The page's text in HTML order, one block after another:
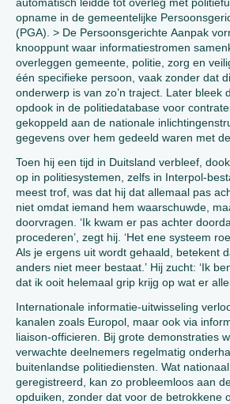
opname in de gemeentelijke
(PGA). > De Persoonsgerichte Aanpak
knooppunt waar informatiestromen
overleggen gemeente, politie, zorg en
één specifieke persoon, vaak zonder dat
onderwerp is van zo’n traject. Later bleek
opdook in de politiedatabase voor
gekoppeld aan de nationale
gegevens over hem gedeeld waren met
Toen hij een tijd in Duitsland verbleef,
op in politiesystemen, zelfs in Interpol-
meest trof, was dat hij dat allemaal pas
niet omdat iemand hem waarschuwde,
doorvragen. ‘Ik kwam er pas achter
procederen’, zegt hij. ‘Het ene systeem
Als je ergens uit wordt gehaald, betekent
anders niet meer bestaat.’ Hij zucht: ‘Ik
dat ik ooit helemaal grip krijg op wat er
Internationale informatie-uitwisseling
kanalen zoals Europol, maar ook via
liaison-officieren. Bij grote demonstraties
verwachte deelnemers regelmatig
buitenlandse politiediensten. Wat
geregistreerd, kan zo probleemloos aan
opduiken, zonder dat voor de betrokkene